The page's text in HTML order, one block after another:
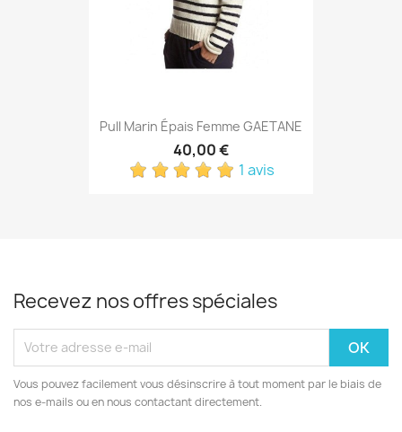
Pull Marin Épais Femme GAETANE
40,00 €
1 avis
Recevez nos offres spéciales
Vous pouvez facilement vous désinscrire à tout moment par le biais de
nos e-mails ou en nous contactant directement.